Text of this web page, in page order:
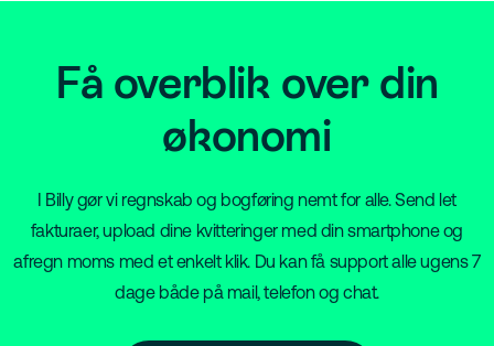
Få overblik over din
økonomi
I Billy gør vi regnskab og bogføring nemt for alle. Send let
fakturaer, upload dine kvitteringer med din smartphone og
afregn moms med et enkelt klik. Du kan få support alle ugens 7
dage både på mail, telefon og chat.